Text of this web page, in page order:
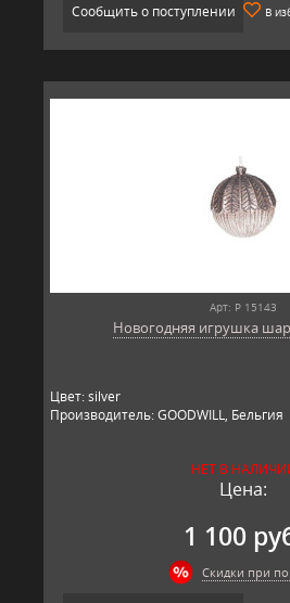
Сообщить о поступлении В
Арт: P 15143
Новогодняя игрушка шар
Цвет: silver
Производитель: GOODWILL, Бельгия
НЕТ В
Цена:
1 100
Скидки при